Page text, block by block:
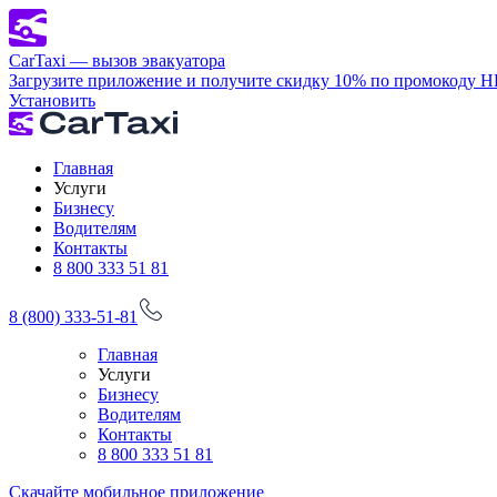
CarTaxi — вызов эвакуатора
Загрузите приложение и получите скидку 10% по промокоду
Установить
Главная
Услуги
Бизнесу
Водителям
Контакты
8 800 333 51 81
8 (800) 333-51-81
Главная
Услуги
Бизнесу
Водителям
Контакты
8 800 333 51 81
Скачайте мобильное приложение